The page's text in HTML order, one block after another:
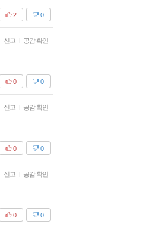
0
2
신고 | 공감 확인
0
0
신고 | 공감 확인
0
0
신고 | 공감 확인
0
0